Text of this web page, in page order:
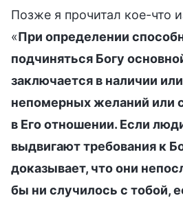
Позже я прочитал кое-что
«При определении
подчиняться Богу
заключается в наличии
непомерных желаний или
в Его отношении. Если
выдвигают требования к
доказывает, что они
бы ни случилось с тобой,